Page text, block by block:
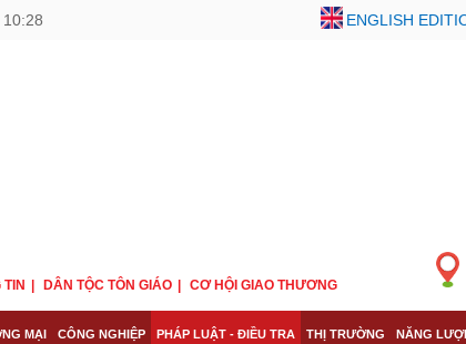
ENGLISH
DÂN TỘC TÔN GIÁO CƠ HỘI GIAO THƯƠNG
MẠI CÔNG NGHIỆP PHÁP LUẬT - ĐIỀU TRA THỊ TRƯỜNG NĂNG